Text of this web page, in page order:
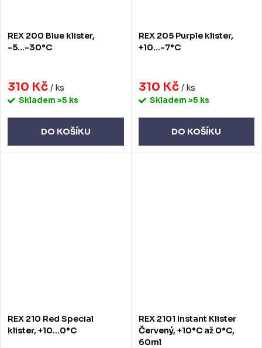
REX 200 Blue klister,
-5...-30°C
310 Kč / ks
Skladem >5 ks
DO KOŠÍKU
REX 205 Purple klister,
+10...-7°C
310 Kč / ks
Skladem >5 ks
DO KOŠÍKU
REX 210 Red Special
klister, +10...0°C
REX 2101 Instant Klister
Červený, +10°C až 0°C,
60ml